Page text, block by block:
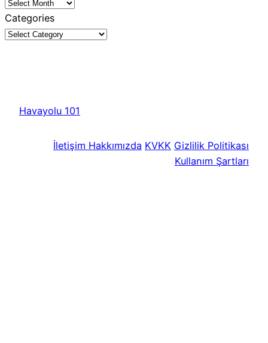
Categories
Havayolu 101
İletişim Hakkımızda KVKK Gizlilik Politikası
Kullanım Şartları